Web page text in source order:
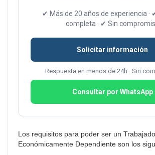
✔ Más de 20 años de experiencia ·
completa · ✔ Sin
Solicitar información
Respuesta en menos de 24h · Sin
Consultar por WhatsApp
Los requisitos para poder ser un
Económicamente Dependiente son los